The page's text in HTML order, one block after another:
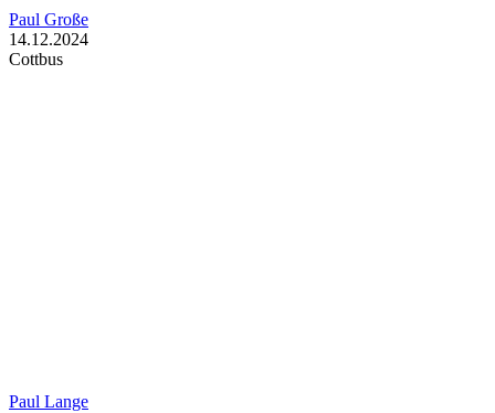
Paul Große
14.12.2024
Cottbus
Paul Lange